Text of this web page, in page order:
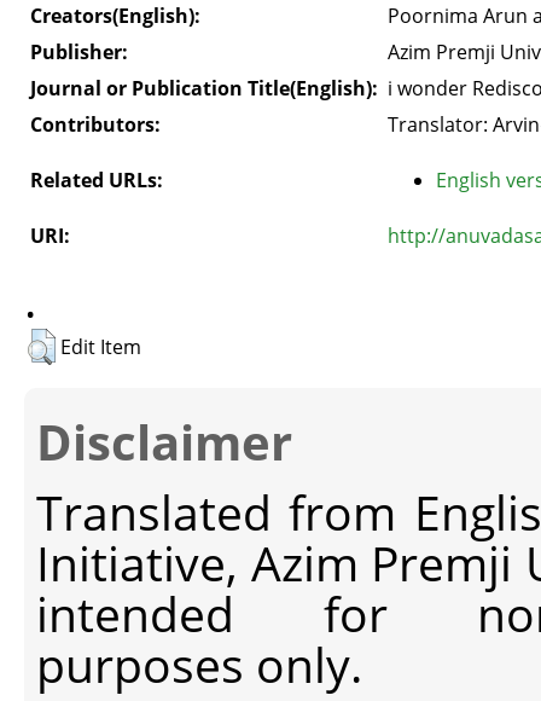
Creators(English):
Poornima Arun
Publisher:
Azim Premji
Journal or Publication Title(English): i wonder
Contributors:
Translator:
Related URLs: English
URI: http://
.
Edit Item
Disclaimer
Translated from
Initiative, Azim Premji
intended for non-
purposes only.